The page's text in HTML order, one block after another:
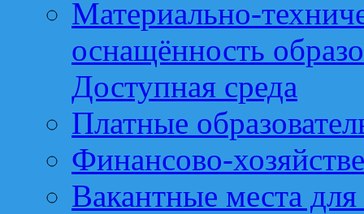
Материально-
оснащённость
Доступная среда
Платные
Финансово-
Вакантные места